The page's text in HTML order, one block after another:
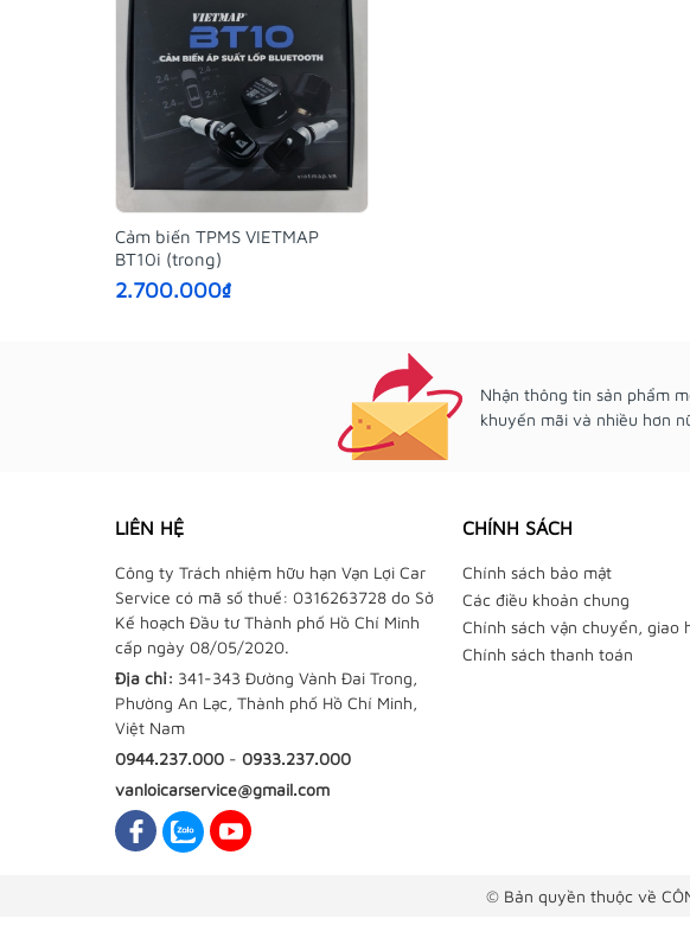
Cảm biến TPMS VIETMAP
BT10i (trong)
2.700.000₫
Nhận thông tin sản phẩm
khuyến mãi và nhiều hơn
LIÊN HỆ
Công ty Trách nhiệm hữu hạn Vạn Lợi Car
Service có mã số thuế: 0316263728 do Sở
Kế hoạch Đầu tư Thành phố Hồ Chí Minh
cấp ngày 08/05/2020.
Địa chỉ: 341-343 Đường Vành Đai Trong,
Phường An Lạc, Thành phố Hồ Chí Minh,
Việt Nam
0944.237.000 - 0933.237.000
vanloicarservice@gmail.com
CHÍNH SÁCH
Chính sách bảo mật
Các điều khoản chung
Chính sách vận chuyển, giao
Chính sách thanh toán
© Bản quyền thuộc về